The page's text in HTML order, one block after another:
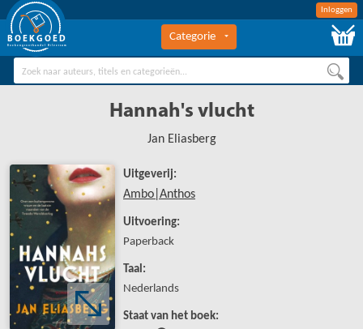
Inloggen
BOEKGOED
Boekengroothandel Hilversum
Categorie
Hannah's vlucht
Jan Eliasberg
Uitgeverij:
Ambo|Anthos
Uitvoering:
Paperback
Taal:
Nederlands
Staat van het boek: